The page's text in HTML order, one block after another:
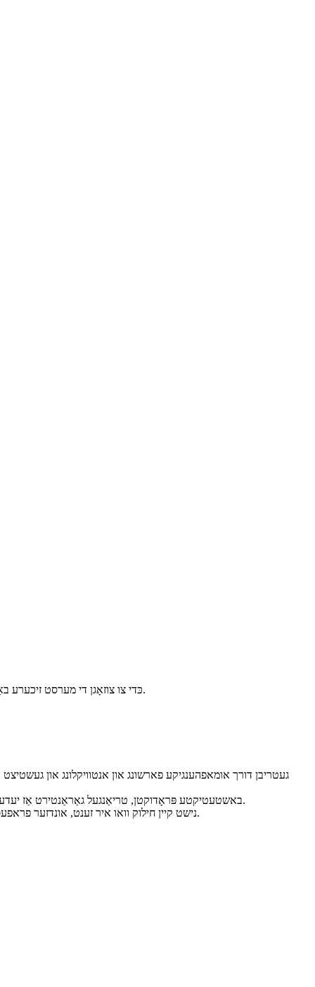
כּדי צו צוזאָגן די מערסט זיכערע באַהאַנדלונג און עפעקטיווע רעזולטאַטן, ווערן פּאַראַדיש דורכגעפֿירט טריינינג קאָרסן דורך פּראָפעסיאָנעלע אַקאַדעמיעס און קוואַליפֿיצירטע דאָקטוירים.
געטריבן דורך אומאפהענגיקע פארשונג און אנטוויקלונג און
מיט אַן ISO 13485-סערטיפיצירט פאַבריקאַציע סיסטעם און FDA (510K)-באשטעטיקטע פּראָדוקטן, טריאַנגעל גאַראַנטירט אַז יעדער מיטל טרעפט די העכסטע אינטערנאַציאָנאַלע מעדיצינישע סטאַנדאַרדן.
נישט קיין חילוק וואו איר זענט, אונדזער פראפעסיאנעלע מאַנשאַפֿט גיט קאָמפּרעהענסיווע פּראַקטישע טריינינג און דעדאַקייטאַד נאָך-פאַרקויף שטיצע, וואָס גאַראַנטירט אייער הצלחה פֿון טאָג איינס.